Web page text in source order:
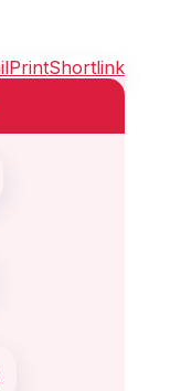
PrintShortlink